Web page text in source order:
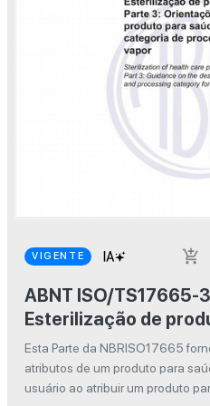
VIGENTE add_shopping_cart
ABNT ISO/TS17665-3 de 09/2017 -
Esterilização de
Vapor - Parte 3:
designação de um
uma família de
Esta Parte da NBRISO17665
atributos de um produto para
usuário ao atribuir um produto